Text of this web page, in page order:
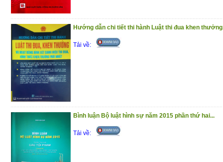
Hướng dẫn chi tiết thi hành Luật thi đua khen
Tải về:
Bình luận Bộ luật hình sự năm 2015 phần thứ hai...
Tải về: